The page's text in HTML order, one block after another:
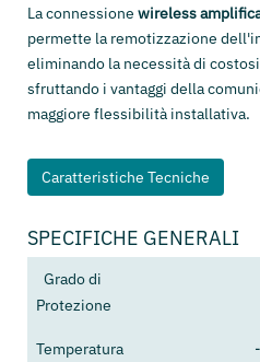
La connessione wireless
permette la remotizzazione
eliminando la necessità di
sfruttando i vantaggi della
maggiore flessibilità installativa.
Caratteristiche Tecniche
SPECIFICHE GENERALI
Grado di
Protezione
Temperatura